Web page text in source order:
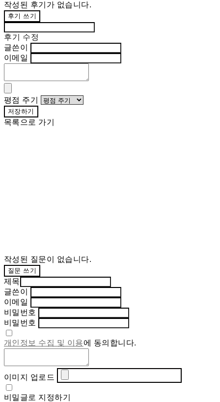
작성된 후기가 없습니다.
후기 쓰기
후기 수정
글쓴이
이메일
평점 주기
저장하기
목록으로 가기
작성된 질문이 없습니다.
질문 쓰기
제목
글쓴이
이메일
비밀번호
비밀번호
개인정보 수집 및 이용에 동의합니다.
이미지 업로드
비밀글로 지정하기